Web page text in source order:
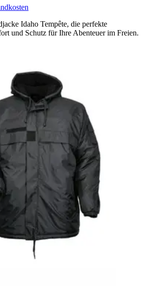
Idaho Tempête, die perfekte
und Schutz für Ihre Abenteuer im Freien.